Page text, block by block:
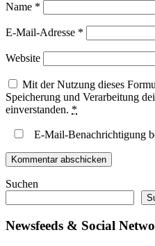
Name *
E-Mail-Adresse *
Website
Mit der Nutzung dieses
Speicherung und Verarbeitung
einverstanden. *
E-Mail-Benachrichtigung
Suchen
Newsfeeds & Social